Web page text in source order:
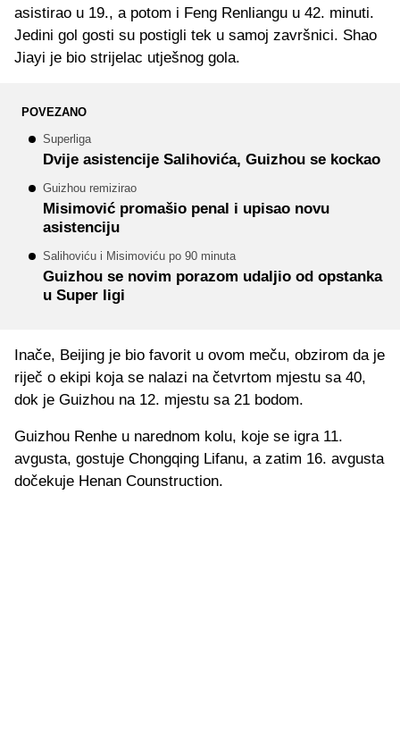
asistirao u 19., a potom i Feng Renliangu u 42. minuti.
Jedini gol gosti su postigli tek u samoj završnici. Shao
Jiayi je bio strijelac utješnog gola.
POVEZANO
Superliga
Dvije asistencije Salihovića, Guizhou se kockao
Guizhou remizirao
Misimović promašio penal i upisao novu
asistenciju
Salihoviću i Misimoviću po 90 minuta
Guizhou se novim porazom udaljio od opstanka
u Super ligi
Inače, Beijing je bio favorit u ovom meču, obzirom da je
riječ o ekipi koja se nalazi na četvrtom mjestu sa 40,
dok je Guizhou na 12. mjestu sa 21 bodom.
Guizhou Renhe u narednom kolu, koje se igra 11.
avgusta, gostuje Chongqing Lifanu, a zatim 16. avgusta
dočekuje Henan Counstruction.